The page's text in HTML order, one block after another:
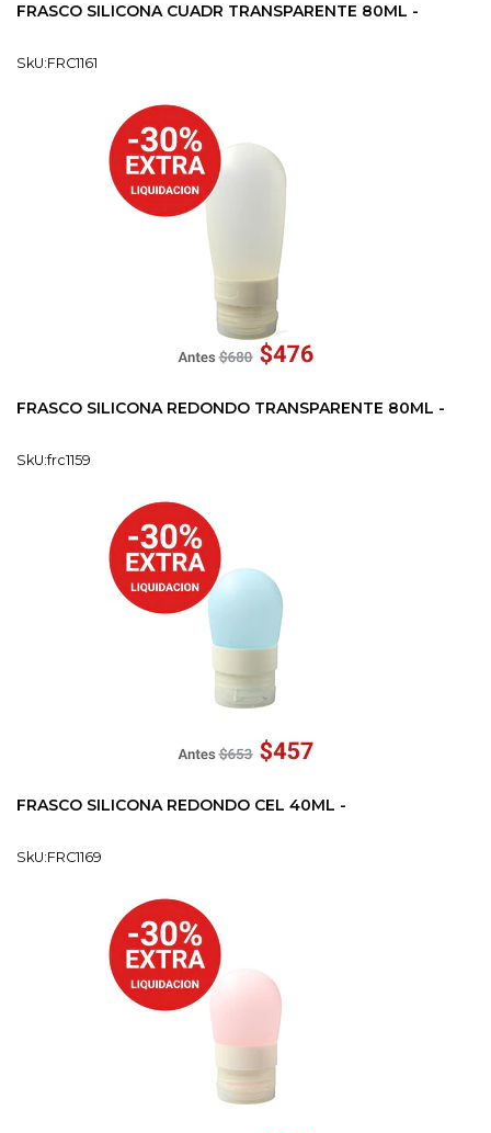
FRASCO SILICONA CUADR TRANSPARENTE 80ML -
SkU:FRC1161
FRASCO SILICONA REDONDO TRANSPARENTE 80ML -
SkU:frc1159
FRASCO SILICONA REDONDO CEL 40ML -
SkU:FRC1169